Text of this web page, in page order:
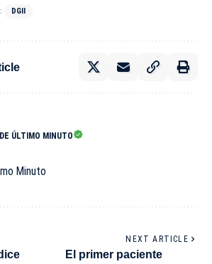
DGII
ÚLTIMO MINUTO
Minuto
NEXT ARTICLE
El primer paciente